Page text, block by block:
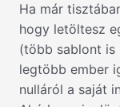
Ha már
hogy letöltesz
(több sablont is
legtöbb ember
nulláról a saját